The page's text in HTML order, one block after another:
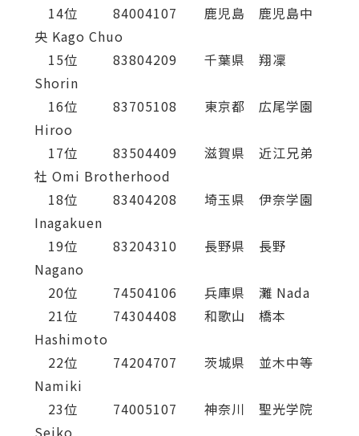
14位 84004107 鹿児島 鹿児島中
央 Kago Chuo
15位 83804209 千葉県 翔凜
Shorin
16位 83705108 東京都 広尾学園
Hiroo
17位 83504409 滋賀県 近江兄弟
社 Omi Brotherhood
18位 83404208 埼玉県 伊奈学園
Inagakuen
19位 83204310 長野県 長野
Nagano
20位 74504106 兵庫県 灘 Nada
21位 74304408 和歌山 橋本
Hashimoto
22位 74204707 茨城県 並木中等
Namiki
23位 74005107 神奈川 聖光学院
Seiko